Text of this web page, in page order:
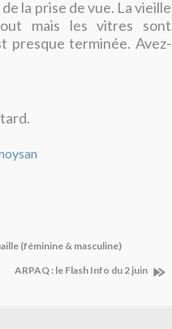
la prise de vue. La vieille
mais les vitres sont
presque terminée. Avez-
(féminine & masculine)
ARPAQ : le Flash Info du 2 juin